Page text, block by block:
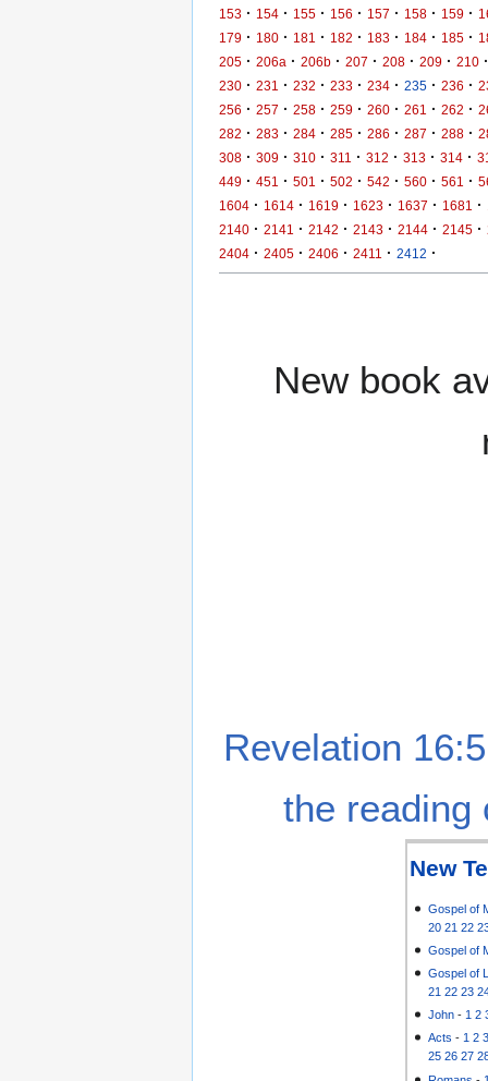
153 · 154 · 155 · 156 · 157 · 158 · 159 ·
179 · 180 · 181 · 182 · 183 · 184 · 185 ·
205 · 206a · 206b · 207 · 208 · 209 · 210 ·
230 · 231 · 232 · 233 · 234 · 235 · 236 ·
256 · 257 · 258 · 259 · 260 · 261 · 262 ·
282 · 283 · 284 · 285 · 286 · 287 · 288 ·
308 · 309 · 310 · 311 · 312 · 313 · 314 ·
449 · 451 · 501 · 502 · 542 · 560 · 561 ·
1604 · 1614 · 1619 · 1623 · 1637 · 1681 ·
2140 · 2141 · 2142 · 2143 · 2144 · 2145 ·
2404 · 2405 · 2406 · 2411 · 2412 ·
New book
Revelation
the reading
New
Gospel of
20 21 22
Gospel of
Gospel of
21 22 23
John - 1 2
Acts -1 2
25 26 27